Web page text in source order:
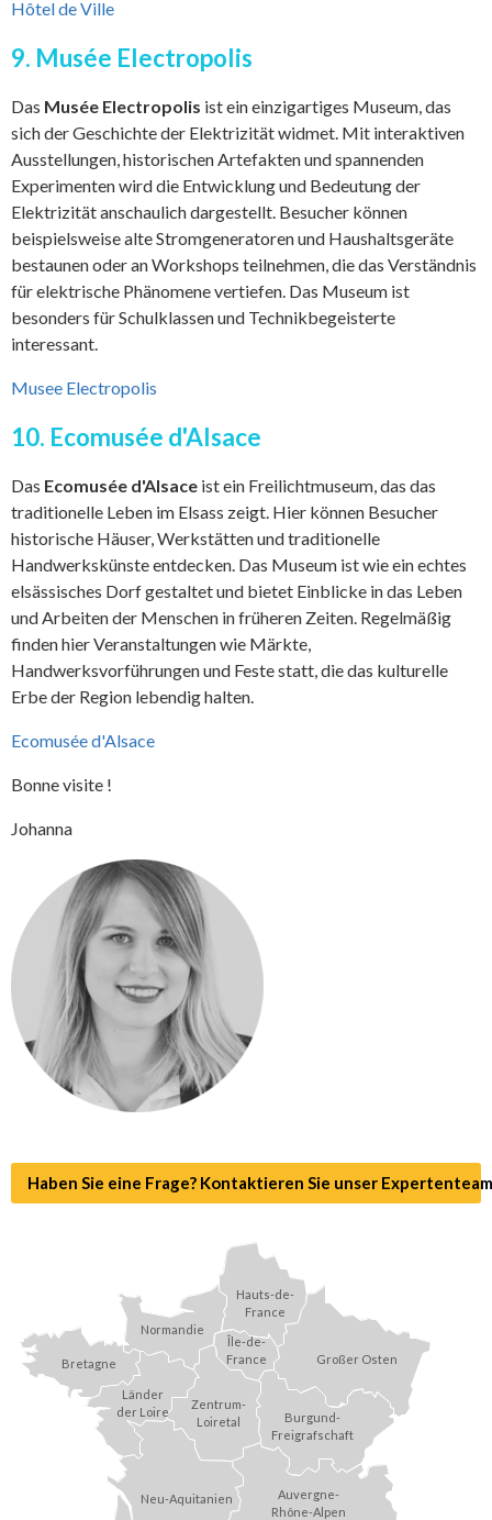
Hôtel de Ville
9. Musée Electropolis
Das Musée Electropolis ist ein einzigartiges Museum, das
sich der Geschichte der Elektrizität widmet. Mit interaktiven
Ausstellungen, historischen Artefakten und spannenden
Experimenten wird die Entwicklung und Bedeutung der
Elektrizität anschaulich dargestellt. Besucher können
beispielsweise alte Stromgeneratoren und Haushaltsgeräte
bestaunen oder an Workshops teilnehmen, die das Verständnis
für elektrische Phänomene vertiefen. Das Museum ist
besonders für Schulklassen und Technikbegeisterte
interessant.
Musee Electropolis
10. Ecomusée d'Alsace
Das Ecomusée d'Alsace ist ein Freilichtmuseum, das das
traditionelle Leben im Elsass zeigt. Hier können Besucher
historische Häuser, Werkstätten und traditionelle
Handwerkskünste entdecken. Das Museum ist wie ein echtes
elsässisches Dorf gestaltet und bietet Einblicke in das Leben
und Arbeiten der Menschen in früheren Zeiten. Regelmäßig
finden hier Veranstaltungen wie Märkte,
Handwerksvorführungen und Feste statt, die das kulturelle
Erbe der Region lebendig halten.
Ecomusée d'Alsace
Bonne visite !
Johanna
Haben Sie eine Frage? Kontaktieren Sie unser
Île-de-
France
Hauts-de-
France
Normandie
Bretagne
Länder
der Loire
Zentrum-
Loiretal
Neu-Aquitanien
Auvergne-
Rhône-Alpen
Burgund-
Freigrafschaft
Großer Osten